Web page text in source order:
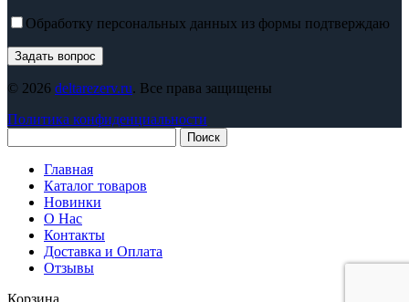
Обработку персональных данных из формы подтверждаю
© 2026 deltarezerv.ru. Все права защищены
Политика конфиденциальности
Поиск
Главная
Каталог товаров
Новинки
О Нас
Контакты
Доставка и Оплата
Отзывы